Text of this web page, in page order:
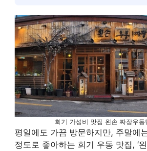
회기 가성비 맛집 왼손 짜장우동
평일에도 가끔 방문하지만, 주말에
정도로 좋아하는 회기 우동 맛집, ‘